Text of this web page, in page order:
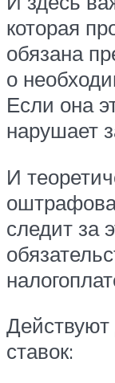
которая
обязана
о
Если она
нарушает
И
следит за
ставок: